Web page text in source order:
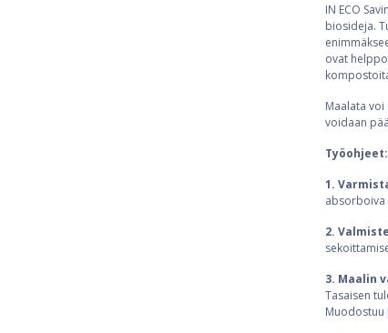
IN ECO
biosideja.
ovat
Maalata
voidaan
Työohjeet:
1.
absorboiva
2.
3. Maalin
Tasaisen
Muodostuu